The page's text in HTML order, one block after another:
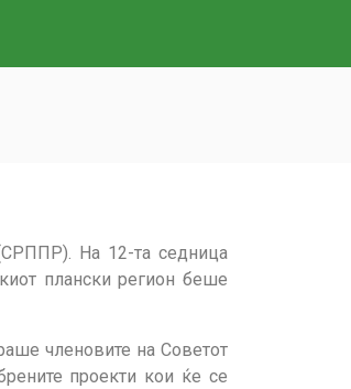
На 12-та седница
плански регион беше
членовите на Советот
проекти кои ќе се